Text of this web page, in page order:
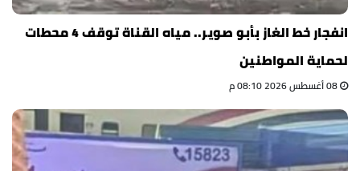
انفجار خط الغاز بأبو صوير.. مياه القناة توقف 4 محطات
لحماية المواطنين